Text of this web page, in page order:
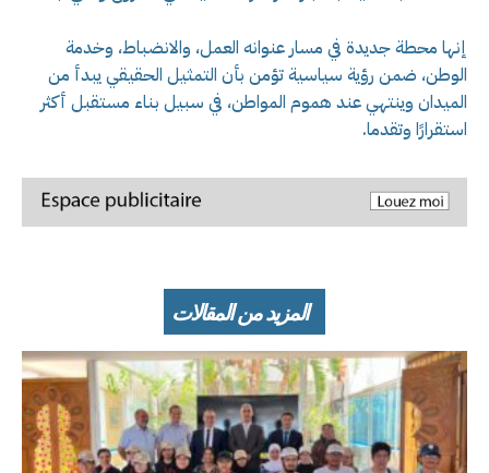
إنها محطة جديدة في مسار عنوانه العمل، والانضباط، وخدمة
الوطن، ضمن رؤية سياسية تؤمن بأن التمثيل الحقيقي يبدأ من
الميدان وينتهي عند هموم المواطن، في سبيل بناء مستقبل أكثر
استقرارًا وتقدما.
المزيد من المقالات